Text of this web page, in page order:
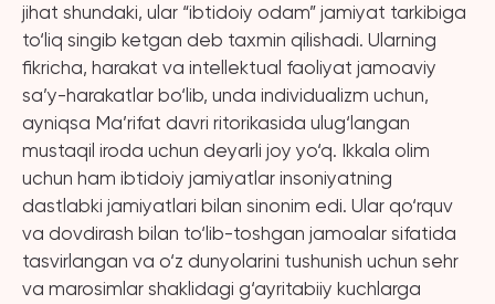
jihat shundaki, ular “ibtidoiy odam” jamiyat tarkibiga
to‘liq singib ketgan deb taxmin qilishadi. Ularning
fikricha, harakat va intellektual faoliyat jamoaviy
sa’y-harakatlar bo‘lib, unda individualizm uchun,
ayniqsa Ma’rifat davri ritorikasida ulug‘langan
mustaqil iroda uchun deyarli joy yo‘q. Ikkala olim
uchun ham ibtidoiy jamiyatlar insoniyatning
dastlabki jamiyatlari bilan sinonim edi. Ular qo‘rquv
va dovdirash bilan to‘lib-toshgan jamoalar sifatida
tasvirlangan va o‘z dunyolarini tushunish uchun sehr
va marosimlar shaklidagi g‘ayritabiiy kuchlarga